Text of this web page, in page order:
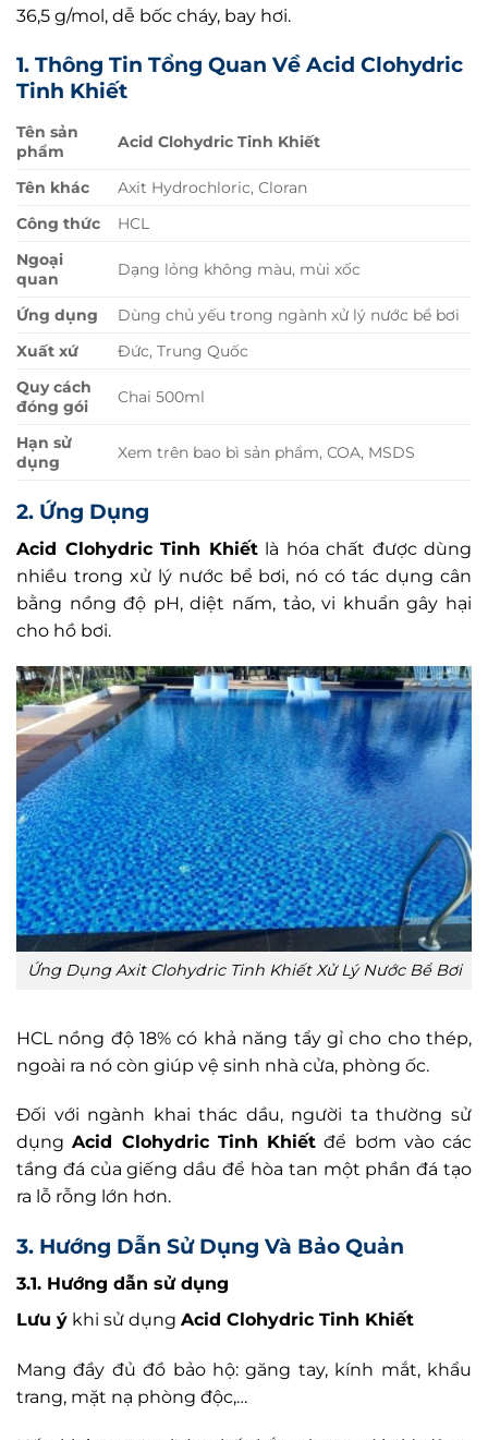
36,5 g/mol, dễ bốc cháy, bay hơi.
1. Thông Tin Tổng Quan Về Acid Clohydric
Tinh Khiết
Tên sản
phẩm
Acid Clohydric Tinh Khiết
Tên khác
Axit Hydrochloric, Cloran
Công thức
HCL
Ngoại
quan
Dạng lỏng không màu, mùi xốc
Ứng dụng
Dùng chủ yếu trong ngành xử lý nước bể bơi
Xuất xứ
Đức, Trung Quốc
Quy cách
đóng gói
Chai 500ml
Hạn sử
dụng
Xem trên bao bì sản phẩm, COA, MSDS
2. Ứng Dụng
Acid Clohydric Tinh Khiếtlà hóa chất được dùng
nhiều trong xử lý nước bể bơi, nó có tác dụng cân
bằng nồng độ pH, diệt nấm, tảo, vi khuẩn gây hại
cho hồ bơi.
Ứng Dụng Axit Clohydric Tinh Khiết Xử Lý Nước Bể Bơi
HCL nồng độ 18% có khả năng tẩy gỉ cho cho thép,
ngoài ra nó còn giúp vệ sinh nhà cửa, phòng ốc.
Đối với ngành khai thác dầu, người ta thường sử
dụngAcid Clohydric Tinh Khiết để bơm vào các
tầng đá của giếng dầu để hòa tan một phần đá tạo
ra lỗ rỗng lớn hơn.
3. Hướng Dẫn Sử Dụng Và Bảo Quản
3.1. Hướng dẫn sử dụng
Lưu ý khi sử dụng Acid Clohydric Tinh Khiết
Mang đầy đủ đồ bảo hộ: găng tay, kính mắt, khẩu
trang, mặt nạ phòng độc,…